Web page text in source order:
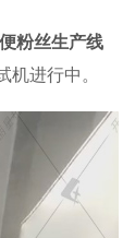
粉丝生产线
机进行中。